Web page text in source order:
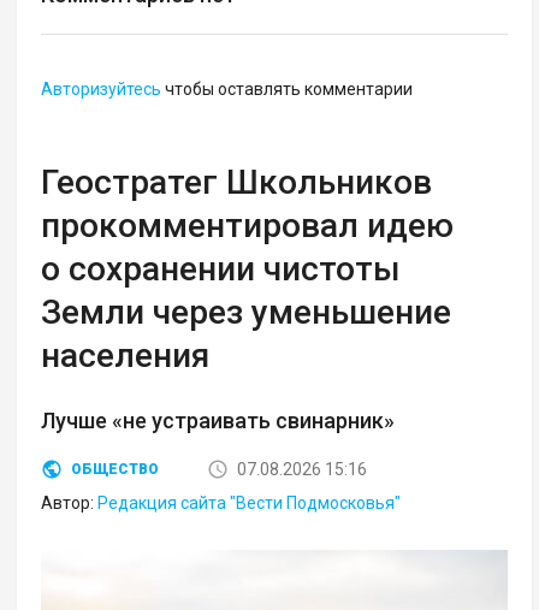
Авторизуйтесь чтобы оставлять комментарии
Геостратег Школьников
прокомментировал идею
о сохранении чистоты
Земли через уменьшение
населения
Лучше «не устраивать свинарник»
ОБЩЕСТВО
07.08.2026 15:16
Автор:Редакция сайта "Вести Подмосковья"